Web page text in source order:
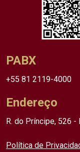
PABX
+55 81 2119-4000
Endereço
R. do Príncipe, 526
Política de